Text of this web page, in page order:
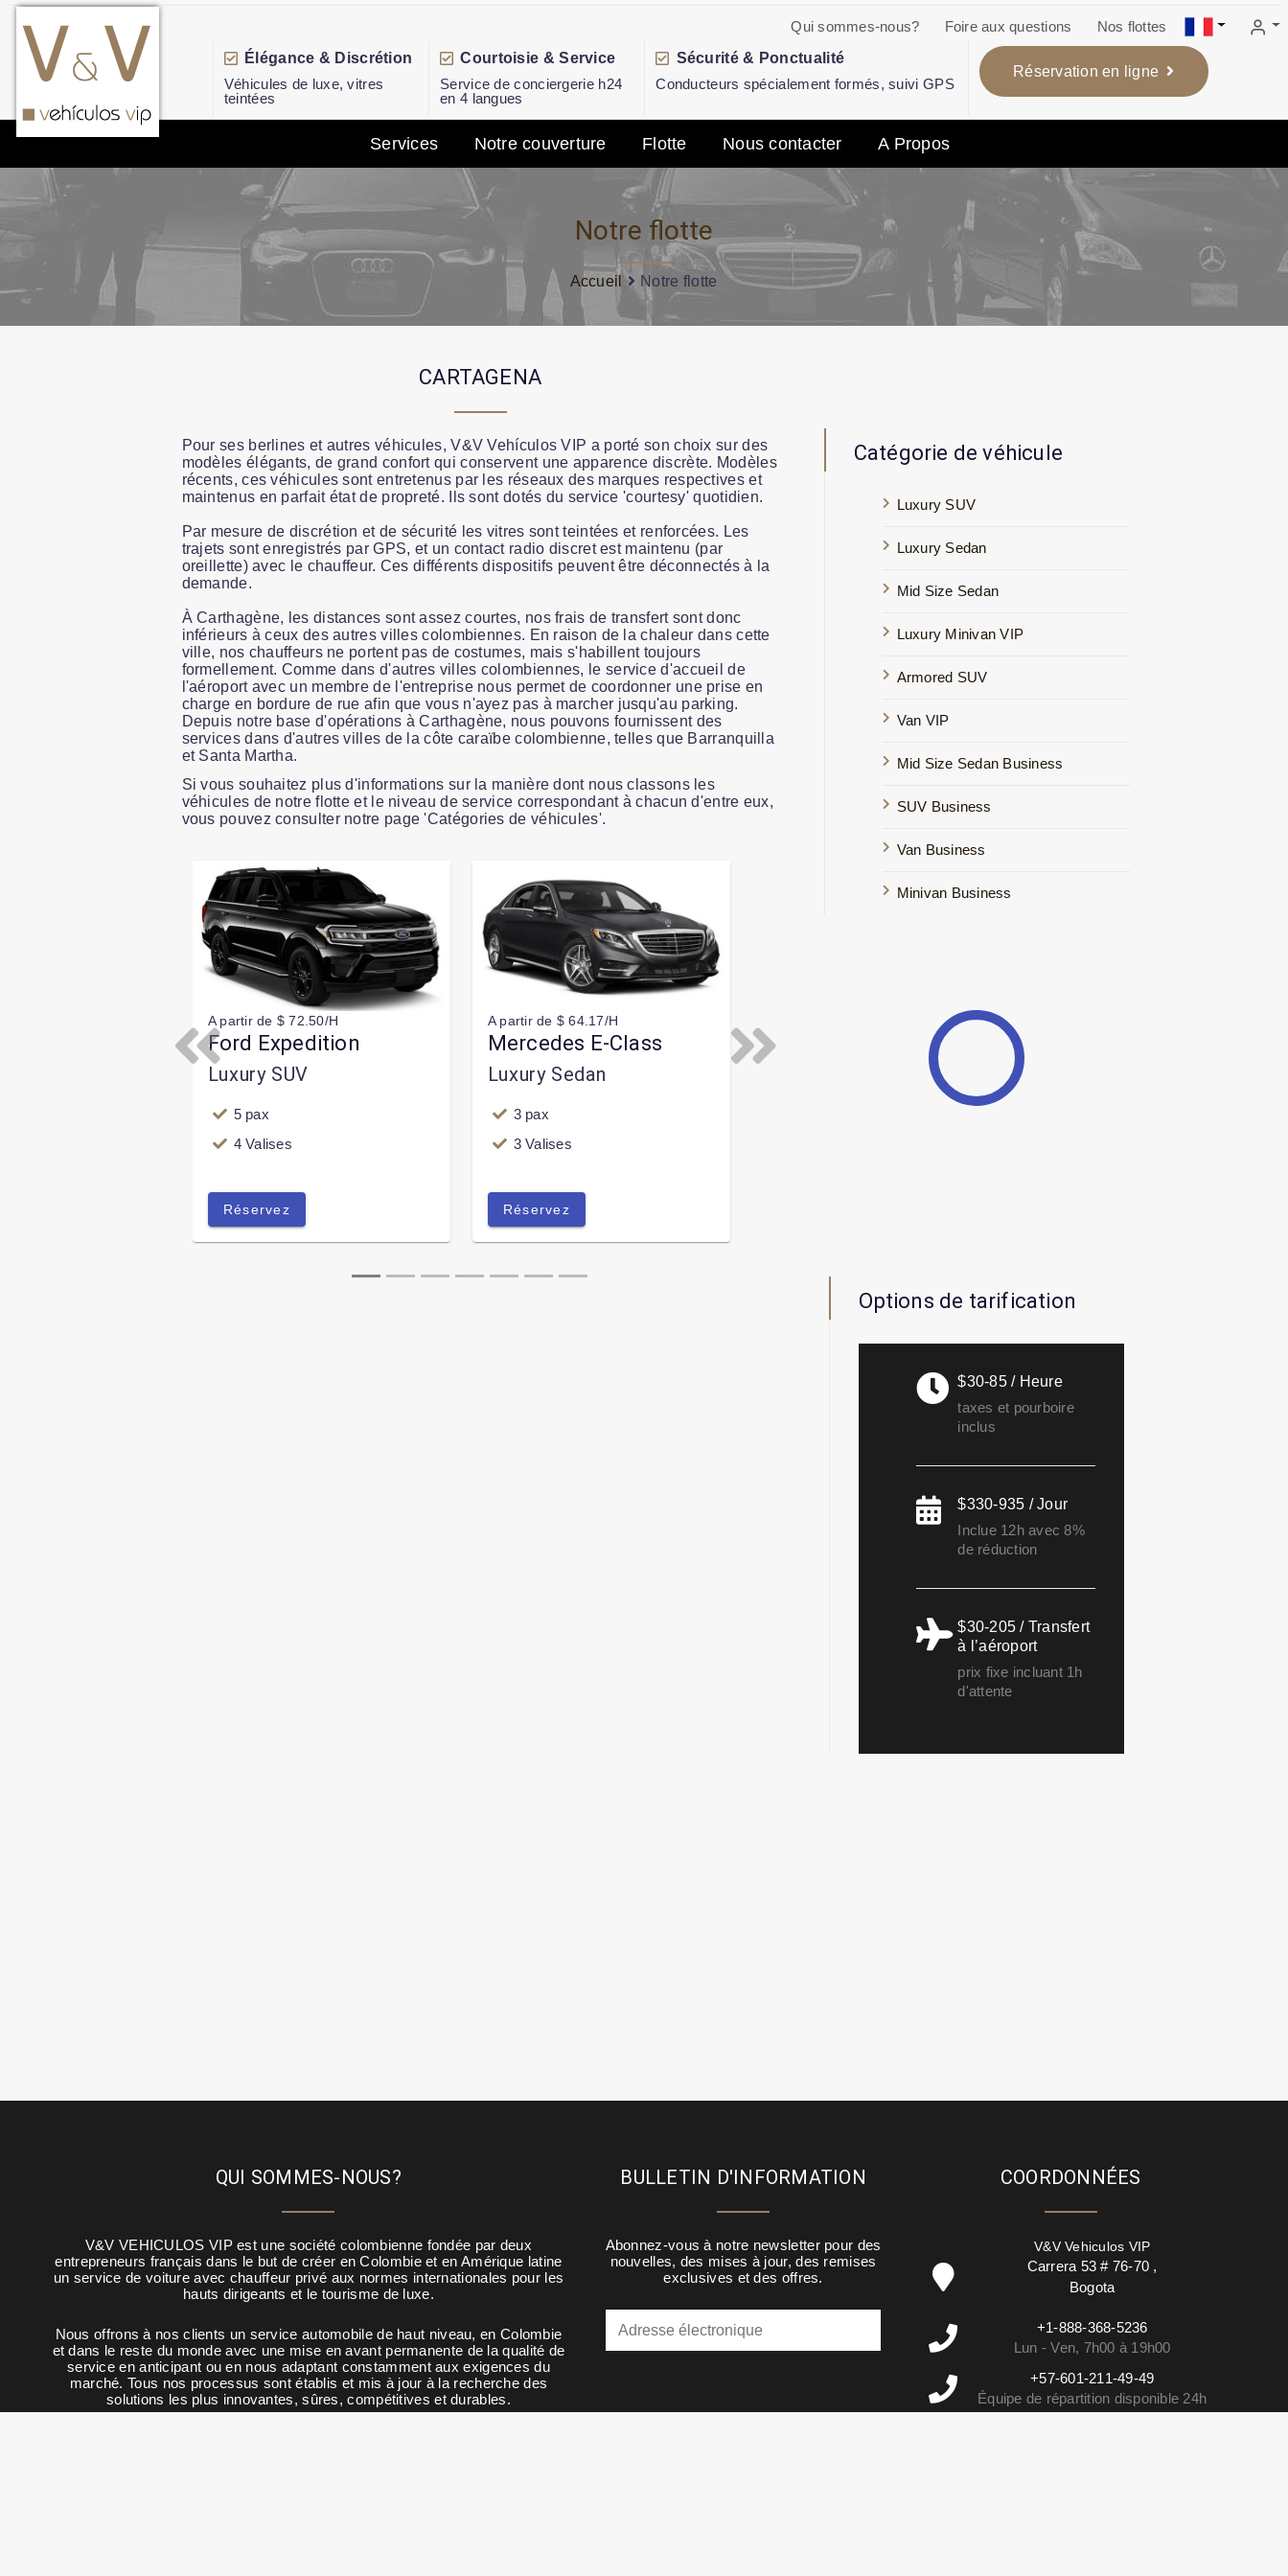
Qui sommes-nous? Foire aux questions
Nos flottes
Élégance & Discrétion
Véhicules de luxe, vitres
teintées
Courtoisie & Service
Service de conciergerie h24
en 4 langues
Sécurité & Ponctualité
Conducteurs spécialement formés, suivi GPS
Réservation en ligne
Services Notre couverture Flotte Nous contacter A Propos
Notre flotte
Accueil Notre flotte
CARTAGENA
Pour ses berlines et autres véhicules, V&V Vehículos VIP a porté son choix sur des
modèles élégants, de grand confort qui conservent une apparence discrète. Modèles
récents, ces véhicules sont entretenus par les réseaux des marques respectives et
maintenus en parfait état de propreté. Ils sont dotés du service 'courtesy' quotidien.
Par mesure de discrétion et de sécurité les vitres sont teintées et renforcées. Les
trajets sont enregistrés par GPS, et un contact radio discret est maintenu (par
oreillette) avec le chauffeur. Ces différents dispositifs peuvent être déconnectés à la
demande.
À Carthagène, les distances sont assez courtes, nos frais de transfert sont donc
inférieurs à ceux des autres villes colombiennes. En raison de la chaleur dans cette
ville, nos chauffeurs ne portent pas de costumes, mais s'habillent toujours
formellement. Comme dans d'autres villes colombiennes, le service d'accueil de
l'aéroport avec un membre de l'entreprise nous permet de coordonner une prise en
charge en bordure de rue afin que vous n'ayez pas à marcher jusqu'au parking.
Depuis notre base d'opérations à Carthagène, nous pouvons fournissent des
services dans d'autres villes de la côte caraïbe colombienne, telles que Barranquilla
et Santa Martha.
Si vous souhaitez plus d'informations sur la manière dont nous classons les
véhicules de notre flotte et le niveau de service correspondant à chacun d'entre eux,
vous pouvez consulter notre page 'Catégories de véhicules'.
A partir de $ 72.50/H
Ford Expedition
Luxury SUV
5 pax
4 Valises
Réservez
A partir de $ 64.17/H
Mercedes E-Class
Luxury Sedan
3 pax
3 Valises
Réservez
Previous Next
Catégorie de véhicule
Luxury SUV
Luxury Sedan
Mid Size Sedan
Luxury Minivan VIP
Armored SUV
Van VIP
Mid Size Sedan Business
SUV Business
Van Business
Minivan Business
Options de tarification
$30-85 / Heure
taxes et pourboire
inclus
$330-935 / Jour
Inclue 12h avec 8%
de réduction
$30-205 / Transfert
à l’aéroport
prix fixe incluant 1h
d'attente
QUI SOMMES-NOUS?
V&V VEHICULOS VIP est une société colombienne fondée par deux
entrepreneurs français dans le but de créer en Colombie et en Amérique latine
un service de voiture avec chauffeur privé aux normes internationales pour les
hauts dirigeants et le tourisme de luxe.
Nous offrons à nos clients un service automobile de haut niveau, en Colombie
et dans le reste du monde avec une mise en avant permanente de la qualité de
service en anticipant ou en nous adaptant constamment aux exigences du
marché. Tous nos processus sont établis et mis à jour à la recherche des
solutions les plus innovantes, sûres, compétitives et durables.
BULLETIN D'INFORMATION
Abonnez-vous à notre newsletter pour des
nouvelles, des mises à jour, des remises
exclusives et des offres.
COORDONNÉES
V&V Vehiculos VIP
Carrera 53 # 76-70 ,
Bogota
+1-888-368-5236
Lun - Ven, 7h00 à 19h00
+57-601-211-49-49
Équipe de répartition disponible 24h